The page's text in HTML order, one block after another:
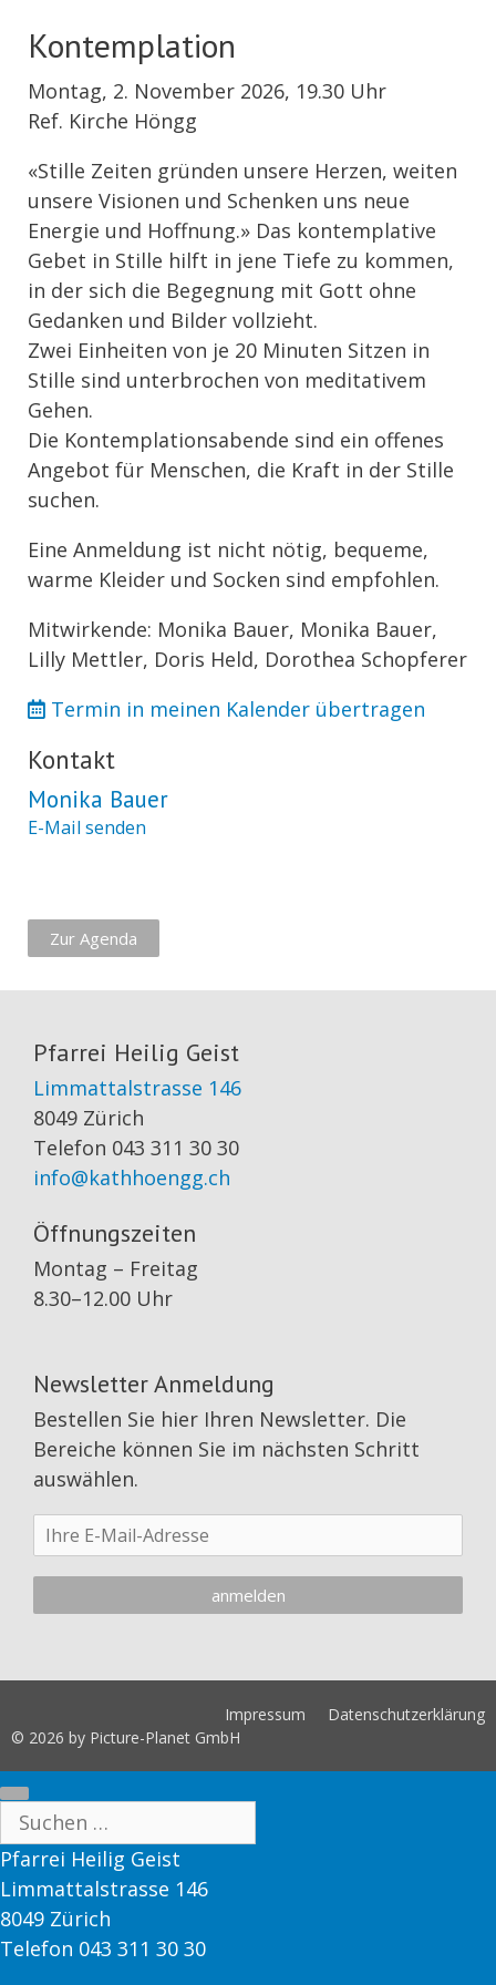
Kontemplation
Montag, 2. November 2026, 19.30 Uhr
Ref. Kirche Höngg
«Stille Zeiten gründen unsere Herzen, weiten
unsere Visionen und Schenken uns neue
Energie und Hoffnung.» Das kontemplative
Gebet in Stille hilft in jene Tiefe zu kommen,
in der sich die Begegnung mit Gott ohne
Gedanken und Bilder vollzieht.
Zwei Einheiten von je 20 Minuten Sitzen in
Stille sind unterbrochen von meditativem
Gehen.
Die Kontemplationsabende sind ein offenes
Angebot für Menschen, die Kraft in der Stille
suchen.
Eine Anmeldung ist nicht nötig, bequeme,
warme Kleider und Socken sind empfohlen.
Mitwirkende: Monika Bauer, Monika Bauer,
Lilly Mettler, Doris Held, Dorothea Schopferer
Termin in meinen Kalender übertragen
Kontakt
Monika Bauer
E-Mail senden
Zur Agenda
Pfarrei Heilig Geist
Limmattalstrasse 146
8049 Zürich
Telefon 043 311 30 30
info@kathhoengg.ch
Öffnungszeiten
Montag – Freitag
8.30–12.00 Uhr
Newsletter Anmeldung
Bestellen Sie hier Ihren Newsletter. Die
Bereiche können Sie im nächsten Schritt
auswählen.
Impressum
Datenschutzerklärung
© 2026 by Picture-Planet GmbH
Close
Suche
nach:
Pfarrei Heilig Geist
Limmattalstrasse 146
8049 Zürich
Telefon 043 311 30 30